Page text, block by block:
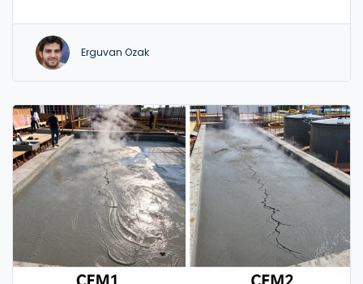
Erguvan Ozak